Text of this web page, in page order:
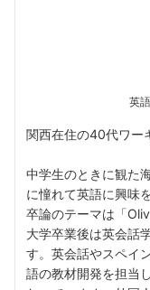
英
関西在住の40代ワー
中学生のときに観た
に憧れて英語に興味
卒論のテーマは「
大学卒業後は英会話
す。英会話やスペイ
語の教材開発を担当